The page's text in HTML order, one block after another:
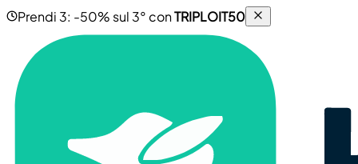
Prendi 3: -50% sul 3° conTRIPLOIT50